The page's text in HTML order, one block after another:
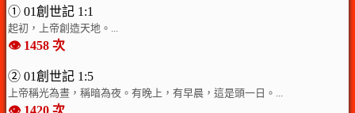
① 01創世記 1:1
起初，上帝創造天地。...
👁️ 1458 次
② 01創世記 1:5
上帝稱光為晝，稱暗為夜。有晚上，有早晨，這是頭一日。...
👁️ 1420 次